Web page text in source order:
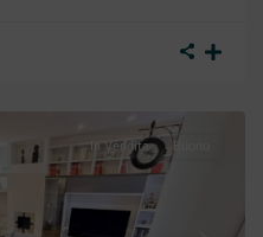
In Vendita Buono